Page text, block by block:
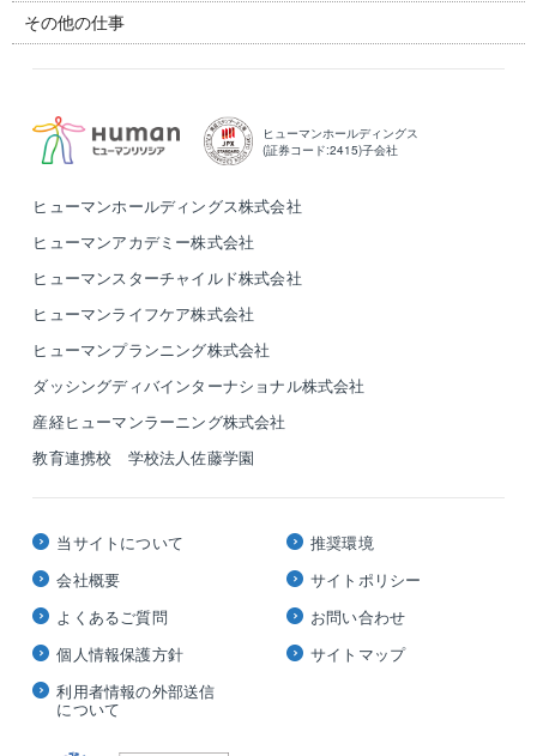
その他の仕事
ヒューマンホールディングス
(証券コード:2415)子会社
ヒューマンホールディングス株式会社
ヒューマンアカデミー株式会社
ヒューマンスターチャイルド株式会社
ヒューマンライフケア株式会社
ヒューマンプランニング株式会社
ダッシングディバインターナショナル株式会社
産経ヒューマンラーニング株式会社
教育連携校 学校法人佐藤学園
当サイトについて
会社概要
よくあるご質問
個人情報保護方針
利用者情報の外部送信
について
推奨環境
サイトポリシー
お問い合わせ
サイトマップ